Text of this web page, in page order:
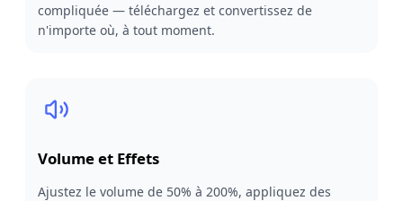
compliquée — téléchargez et convertissez de
n'importe où, à tout moment.
Volume et Effets
Ajustez le volume de 50% à 200%, appliquez des